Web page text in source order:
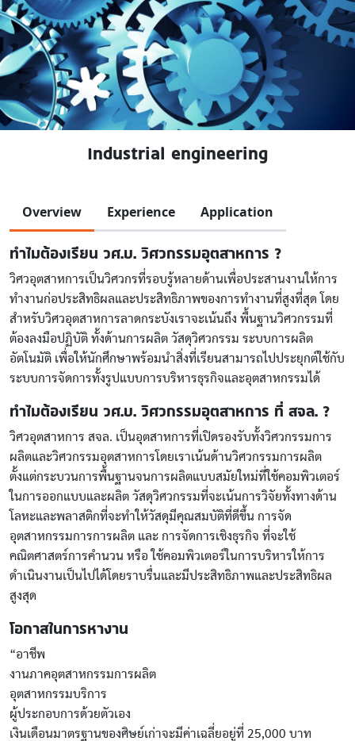
Industrial engineering
Overview Experience Application
ทำไมต้องเรียน วศ.บ. วิศวกรรมอุตสาหการ ?
วิศวอุตสาหการเป็นวิศวกรที่รอบรู้หลายด้านเพื่อประสานงานให้การ
ทำงานก่อประสิทธิผลและประสิทธิภาพของการทำงานที่สูงที่สุด โดย
สำหรับวิศวอุตสาหการลาดกระบังเราจะเน้นถึง พื้นฐานวิศวกรรมที่
ต้องลงมือปฏิบัติ ทั้งด้านการผลิต วัสดุวิศวกรรม ระบบการผลิต
อัตโนมัติ เพื่อให้นักศึกษาพร้อมนำสิ่งที่เรียนสามารถไปประยุกต์ใช้กับ
ระบบการจัดการทั้งรูปแบบการบริหารธุรกิจและอุตสาหกรรมได้
ทำไมต้องเรียน วศ.บ. วิศวกรรมอุตสาหการ ที่ สจล. ?
วิศวอุตสาหการ สจล. เป็นอุตสาหการที่เปิดรองรับทั้งวิศวกรรมการ
ผลิตและวิศวกรรมอุตสาหการโดยเราเน้นด้านวิศวกรรมการผลิต
ตั้งแต่กระบวนการพื้นฐานจนการผลิตแบบสมัยใหม่ที่ใช้คอมพิวเตอร์
ในการออกแบบและผลิต วัสดุวิศวกรรมที่จะเน้นการวิจัยทั้งทางด้าน
โลหะและพลาสติกที่จะทำให้วัสดุมีคุณสมบัติที่ดีขึ้น การจัด
อุตสาหกรรมการการผลิต และ การจัดการเชิงธุรกิจ ที่จะใช้
คณิตศาสตร์การคำนวน หรือ ใช้คอมพิวเตอร์ในการบริหารให้การ
ดำเนินงานเป็นไปได้โดยราบรื่นและมีประสิทธิภาพและประสิทธิผล
สูงสุด
โอกาสในการหางาน
“อาชีพ
งานภาคอุตสาหกรรมการผลิต
อุตสาหกรรมบริการ
ผู้ประกอบการด้วยตัวเอง
เงินเดือนมาตรฐานของศิษย์เก่าจะมีค่าเฉลี่ยอยู่ที่ 25,000 บาท